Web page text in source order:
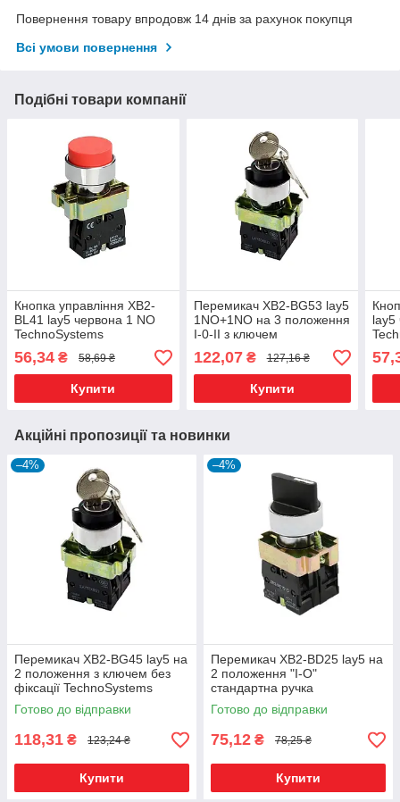
Повернення товару впродовж 14 днів за рахунок покупця
Всі умови повернення
Подібні товари компанії
Кнопка управління XB2-
BL41 lay5 червона 1 NO
TechnoSystems
56,34 ₴ 58,69 ₴
Купити
Перемикач XB2-BG53 lay5
1NO+1NO на 3 положення
I-0-II з ключем
самоповернення
122,07₴ 127,16 ₴
Купити
lay5
Акційні пропозиції та новинки
–4%
Перемикач XB2-BG45 lay5 на
2 положення з ключем без
фіксації TechnoSystems
Готово до відправки
118,31 ₴ 123,24 ₴
Купити
–4%
Перемикач XB2-BD25 lay5 на
2 положення "I-O"
стандартна ручка
TechnoSystems
Готово до відправки
75,12 ₴ 78,25 ₴
Купити